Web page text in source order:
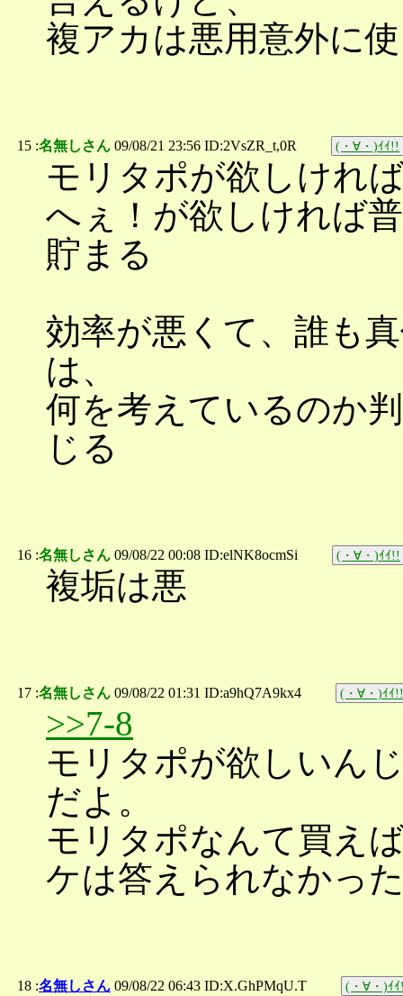
複アカは悪用意外に
15 :名無しさん 09/08/21 23:56 ID:2VsZR_t,0R (・∀・)ｲｲ!!
モリタポが欲しけれ
へぇ！が欲しければ
貯まる
効率が悪くて、誰も
は、
何を考えているのか
じる
16 :名無しさん 09/08/22 00:08 ID:elNK8ocmSi (・∀・)ｲｲ!!
複垢は悪
17 :名無しさん 09/08/22 01:31 ID:a9hQ7A9kx4 (・∀・)ｲｲ!!
>>7-8
モリタポが欲しいん
だよ。
モリタポなんて買え
ケは答えられなかっ
18 :名無しさん 09/08/22 06:43 ID:X.GhPMqU.T (・∀・)ｲ